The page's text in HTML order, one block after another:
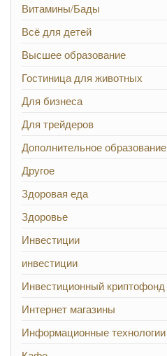
Витамины/Бады
Всё для детей
Высшее образование
Гостиница для животных
Для бизнеса
Для трейдеров
Дополнительное образование
Другое
Здоровая еда
Здоровье
Инвестиции
инвестиции
Инвестиционный криптофонд
Интернет магазины
Информационные технологии